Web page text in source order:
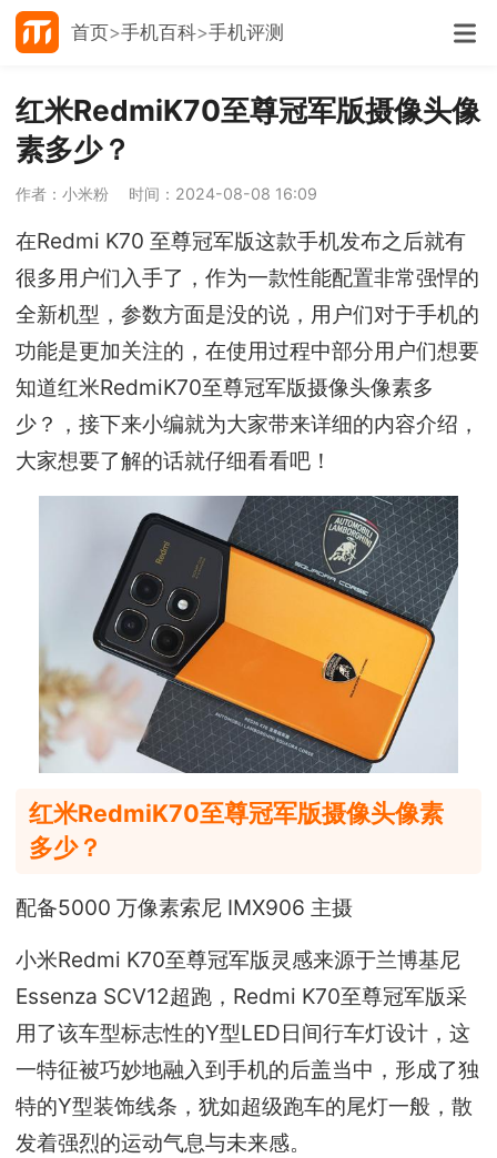
首页 手机百科 手机评测
红米RedmiK70至尊冠军版摄像头像
素多少？
作者：小米粉 时间：2024-08-08 16:09
在Redmi K70 至尊冠军版这款手机发布之后就有
很多用户们入手了，作为一款性能配置非常强悍的
全新机型，参数方面是没的说，用户们对于手机的
功能是更加关注的，在使用过程中部分用户们想要
知道红米RedmiK70至尊冠军版摄像头像素多
少？，接下来小编就为大家带来详细的内容介绍，
大家想要了解的话就仔细看看吧！
红米RedmiK70至尊冠军版摄像头像素
多少？
配备5000 万像素索尼 IMX906 主摄
小米Redmi K70至尊冠军版灵感来源于兰博基尼
Essenza SCV12超跑，Redmi K70至尊冠军版采
用了该车型标志性的Y型LED日间行车灯设计，这
一特征被巧妙地融入到手机的后盖当中，形成了独
特的Y型装饰线条，犹如超级跑车的尾灯一般，散
发着强烈的运动气息与未来感。